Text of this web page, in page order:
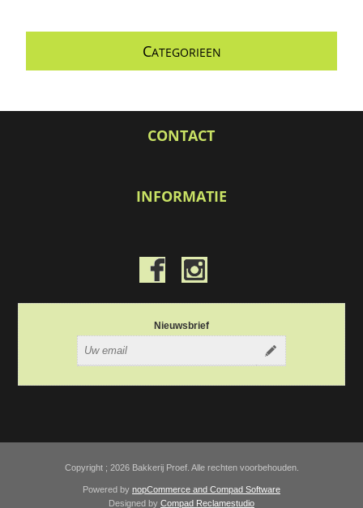
CATEGORIEEN
CONTACT
INFORMATIE
Nieuwsbrief
Copyright ; 2026 Bakkerij Proef. Alle rechten voorbehouden.
Powered by nopCommerce and Compad Software
Designed by Compad Reclamestudio